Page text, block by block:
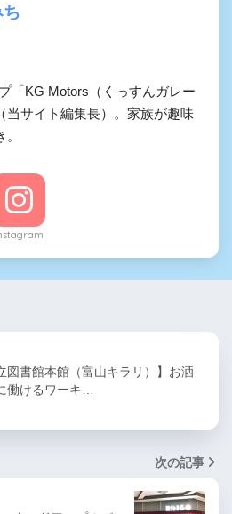
「KG Motors（くっすんガレー
当サイト編集長）。家族が趣味
図書館本館（富山キラリ）】お洒
働けるワーキ…
次の記事